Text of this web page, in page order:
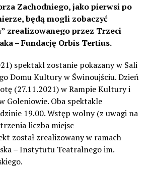
Zachodniego, jako pierwsi po
będą mogli zobaczyć
zrealizowanego przez Trzeci
– Fundację Orbis Tertius.
spektakl zostanie pokazany w Sali
Domu Kultury w Świnoujściu. Dzień
(27.11.2021) w Rampie Kultury i
Goleniowie. Oba spektakle
19.00. Wstęp wolny (z uwagi na
liczba miejsc
został zrealizowany w ramach
– Instytutu Teatralnego im.